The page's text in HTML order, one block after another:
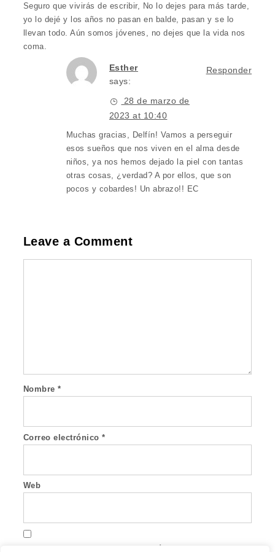
Seguro que vivirás de escribir, No lo dejes para más tarde,
yo lo dejé y los años no pasan en balde, pasan y se lo
llevan todo. Aún somos jóvenes, no dejes que la vida nos
coma.
Responder
Esther
says:
28 de marzo de
2023 at 10:40
Muchas gracias, Delfín! Vamos a perseguir
esos sueños que nos viven en el alma desde
niños, ya nos hemos dejado la piel con tantas
otras cosas, ¿verdad? A por ellos, que son
pocos y cobardes! Un abrazo!! EC
Leave a Comment
Nombre*
Correo electrónico*
Web
Guarda mi nombre, correo electrónico y web en este